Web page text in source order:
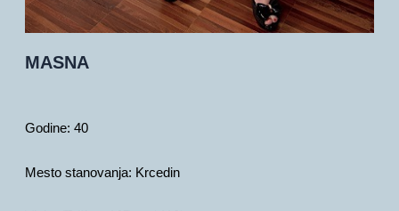
MASNA
Godine: 40
Mesto stanovanja: Krcedin